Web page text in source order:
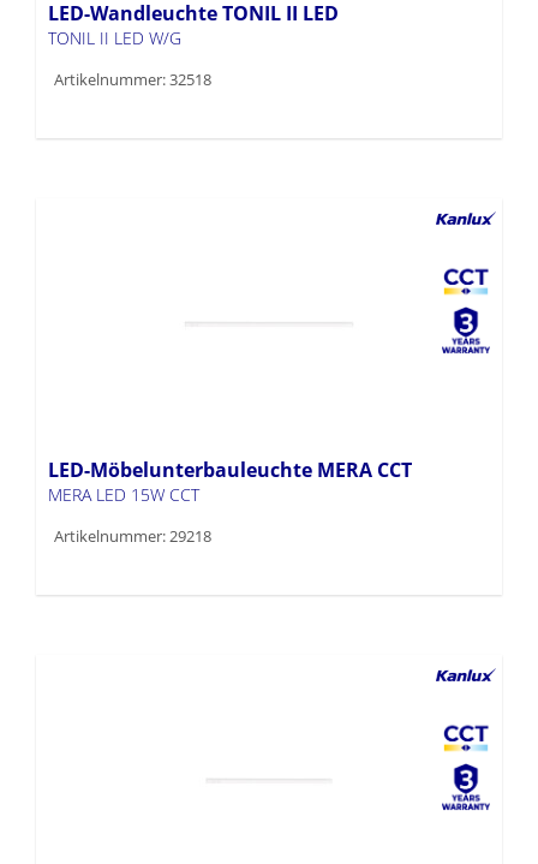
LED-Wandleuchte TONIL II LED
TONIL II LED W/G
Artikelnummer: 32518
LED-Möbelunterbauleuchte MERA CCT
MERA LED 15W CCT
Artikelnummer: 29218